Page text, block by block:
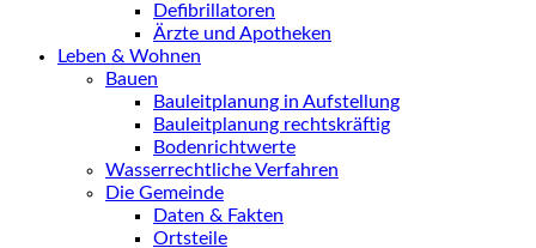
Defibrillatoren
Ärzte und Apotheken
Leben & Wohnen
Bauen
Bauleitplanung in Aufstellung
Bauleitplanung rechtskräftig
Bodenrichtwerte
Wasserrechtliche Verfahren
Die Gemeinde
Daten & Fakten
Ortsteile